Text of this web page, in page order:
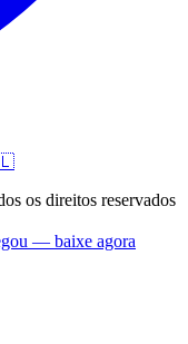
os direitos reservados
— baixe agora